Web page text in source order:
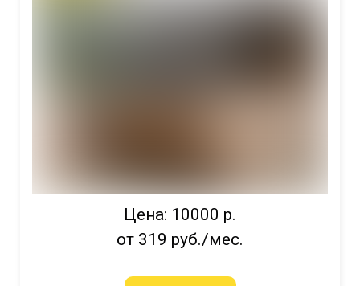
Цена: 10000 р.
от 319 руб./мес.